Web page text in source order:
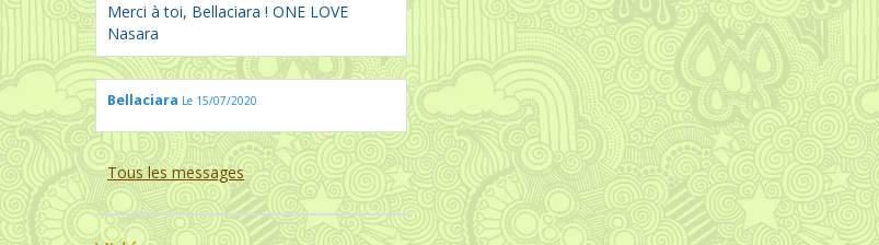
Merci à toi, Bellaciara ! ONE LOVE
Nasara
Bellaciara Le 15/07/2020
Tous les messages